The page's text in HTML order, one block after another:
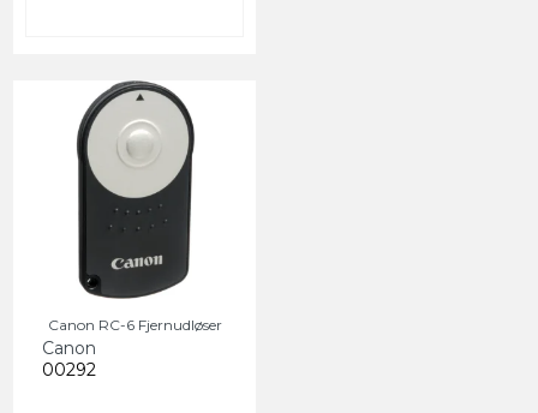
Canon RC-6 Fjernudløser
Canon
00292